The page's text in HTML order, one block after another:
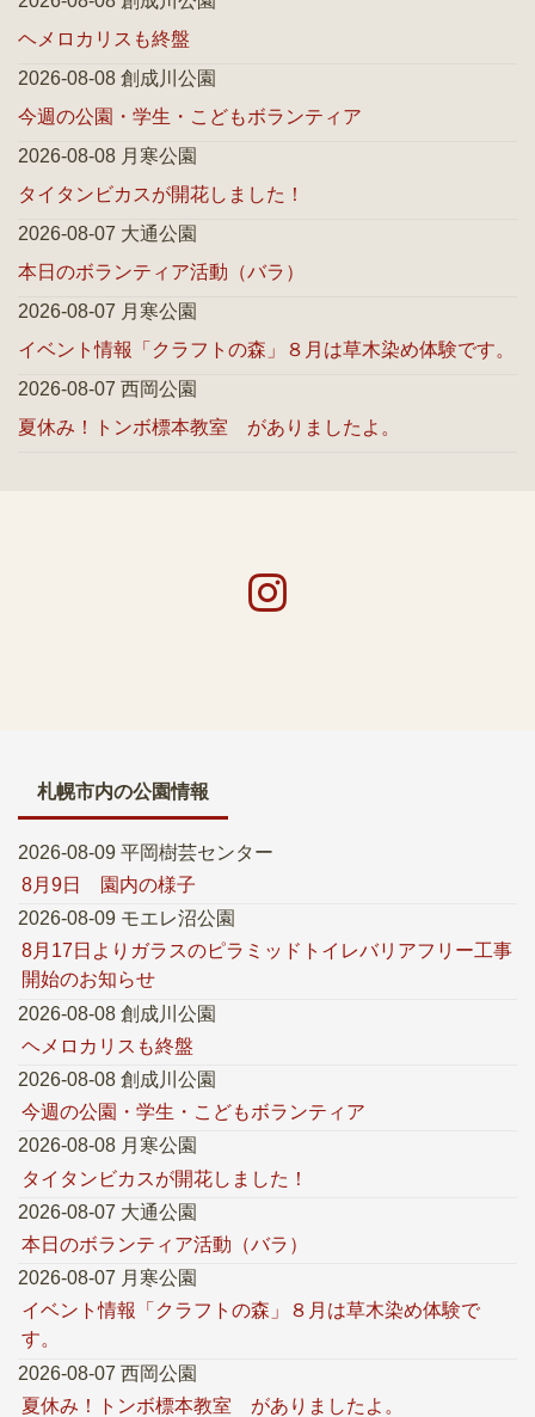
ヘメロカリスも終盤
2026-08-08 創成川公園
今週の公園・学生・こどもボランティア
2026-08-08 月寒公園
タイタンビカスが開花しました！
2026-08-07 大通公園
本日のボランティア活動（バラ）
2026-08-07 月寒公園
イベント情報「クラフトの森」８月は草木染め体験です。
2026-08-07 西岡公園
夏休み！トンボ標本教室 がありましたよ。
札幌市内の公園情報
2026-08-09 平岡樹芸センター
8月9日 園内の様子
2026-08-09 モエレ沼公園
8月17日よりガラスのピラミッドトイレバリアフリー工事
開始のお知らせ
2026-08-08 創成川公園
ヘメロカリスも終盤
2026-08-08 創成川公園
今週の公園・学生・こどもボランティア
2026-08-08 月寒公園
タイタンビカスが開花しました！
2026-08-07 大通公園
本日のボランティア活動（バラ）
2026-08-07 月寒公園
イベント情報「クラフトの森」８月は草木染め体験で
す。
2026-08-07 西岡公園
夏休み！トンボ標本教室 がありましたよ。